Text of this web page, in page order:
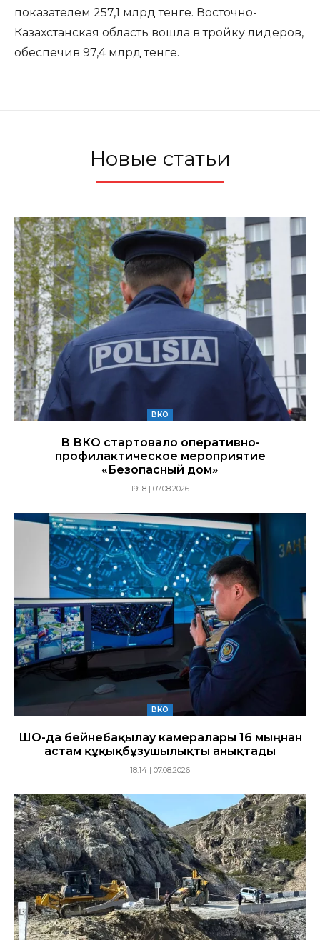
показателем 257,1 млрд тенге. Восточно-
Казахстанская область вошла в тройку лидеров,
обеспечив 97,4 млрд тенге.
Новые статьи
ВКО
В ВКО стартовало оперативно-
профилактическое мероприятие
«Безопасный дом»
19:18 | 07.08.2026
ВКО
ШҚО-да бейнебақылау камералары 16 мыңнан
астам құқықбұзушылықты анықтады
18:14 | 07.08.2026